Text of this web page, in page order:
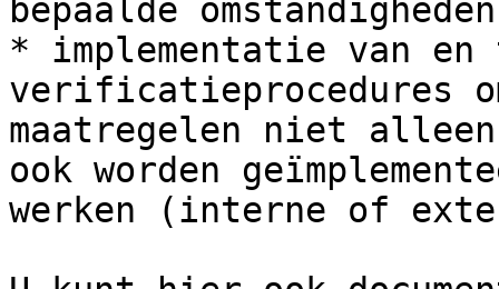
bepaalde omstandigheden
* implementatie van
verificatieprocedures
maatregelen niet
ook worden
werken (interne of